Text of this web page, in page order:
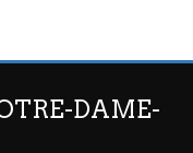
DAME-